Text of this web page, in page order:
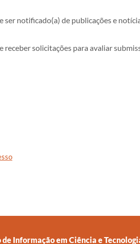
ser notificado(a) de publicações e
receber solicitações para avaliar
Informação em Ciência e